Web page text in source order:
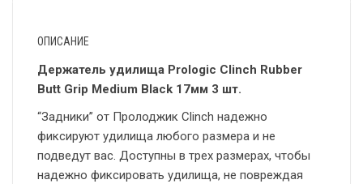
ОПИСАНИЕ
Держатель удилища Prologic Clinch Rubber
Butt Grip Medium Black 17мм 3 шт.
“Задники” от Пролоджик Clinch надежно
фиксируют удилища любого размера и не
подведут вас. Доступны в трех размерах, чтобы
надежно фиксировать удилища, не повреждая